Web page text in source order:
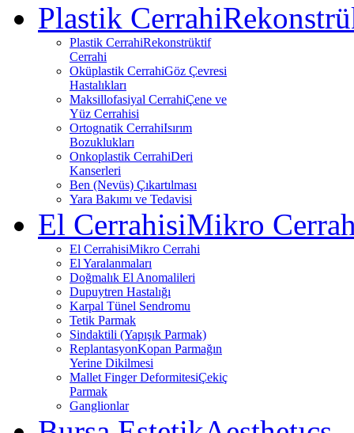
Plastik Cerrahi
Plastik CerrahiRekonstrüktif
Cerrahi
Oküplastik CerrahiGöz Çevresi
Hastalıkları
Maksillofasiyal CerrahiÇene ve
Yüz Cerrahisi
Ortognatik CerrahiIsırım
Bozuklukları
Onkoplastik CerrahiDeri
Kanserleri
Ben (Nevüs) Çıkartılması
Yara Bakımı ve Tedavisi
El CerrahisiMikro
El CerrahisiMikro Cerrahi
El Yaralanmaları
Doğmalık El Anomalileri
Dupuytren Hastalığı
Karpal Tünel Sendromu
Tetik Parmak
Sindaktili (Yapışık Parmak)
ReplantasyonKopan Parmağın
Yerine Dikilmesi
Mallet Finger DeformitesiÇekiç
Parmak
Ganglionlar